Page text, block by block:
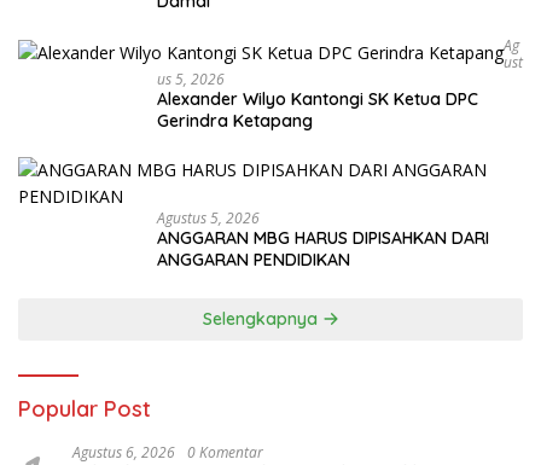
Ag
Ust
Us 5, 2026
Alexander Wilyo Kantongi SK Ketua DPC
Gerindra Ketapang
Agustus 5, 2026
ANGGARAN MBG HARUS DIPISAHKAN DARI
ANGGARAN PENDIDIKAN
Selengkapnya
Popular Post
Agustus 6, 2026 0 Komentar